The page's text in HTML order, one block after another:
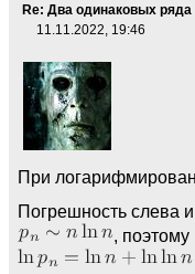
Re: Два одинаковых ряда
11.11.2022, 19:46
При
Погрешность слева
, поэтому